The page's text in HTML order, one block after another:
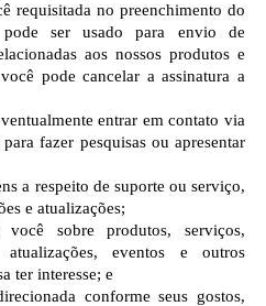
requisitada no preenchimento do
pode ser usado para envio de
aos nossos produtos e
pode cancelar a assinatura a
entrar em contato via
fazer pesquisas ou apresentar
a respeito de suporte ou serviço,
e atualizações;
sobre produtos, serviços,
atualizações, eventos e outros
ter interesse; e
conforme seus gostos,